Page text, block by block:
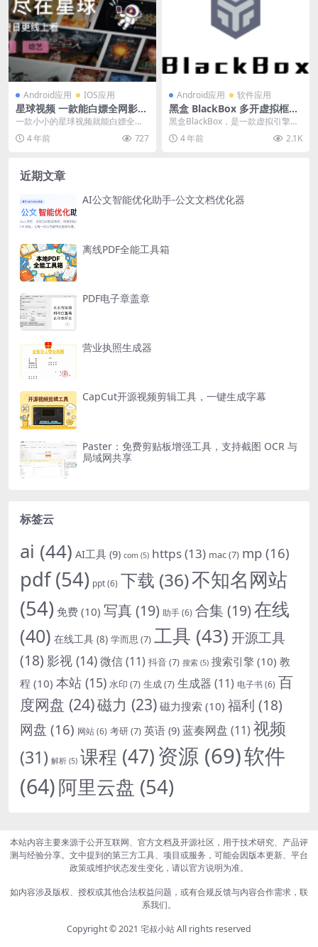
Android应用 IOS应用
星球视频 一款能白嫖全网影视
资源的APP
一款小小的星球视频就能白嫖全网
电影、电视剧、动漫、综艺资源,关
键还免费，各大平台...
4 年前 727
Android应用 软件应用
黑盒 BlackBox 多开虚拟框架
免 root 自带 Xposed 模块
黑盒BlackBox，是一款虚拟引擎，
支持5.0～12.0，可以在Android...
4 年前 2.1K
近期文章
AI公文智能优化助手-公文文档优化器
离线PDF全能工具箱
PDF电子章盖章
营业执照生成器
CapCut开源视频剪辑工具，一键生成字幕
Paster：免费剪贴板增强工具，支持截图 OCR 与
局域网共享
标签云
ai (44) AI工具 (9) com (5) https(13) mac(7) mp (16)
pdf(54) ppt(6) 下载 (36)不知名网站
(54) 免费 (10) 写真 (19) 助手(6) 合集 (19)在线
(40) 在线工具 (8) 学而思 (7) 工具 (43)开源工具
(18) 影视 (14)微信(11) 抖音(7) 搜索 (5) 搜索引擎 (10) 教
程 (10) 本站 (15) 水印 (7) 生成(7) 生成器 (11) 电子书(6) 百
度网盘 (24)磁力 (23) 磁力搜索 (10) 福利 (18)
网盘 (16) 网站(6) 考研(7) 英语 (9) 蓝奏网盘 (11) 视频
(31) 解析 (5) 课程 (47)资源 (69)软件
(64)阿里云盘 (54)
本站内容主要来源于公开互联网、官方文档及开源社区，用于技术研究、产品评
测与经验分享。文中提到的第三方工具、项目或服务，可能会因版本更新、平台
政策或维护状态发生变化，请以官方说明为准。
如内容涉及版权、授权或其他合法权益问题，或有合规反馈与内容合作需求，联
系我们。
Copyright © 2021 宅叔小站All rights reserved